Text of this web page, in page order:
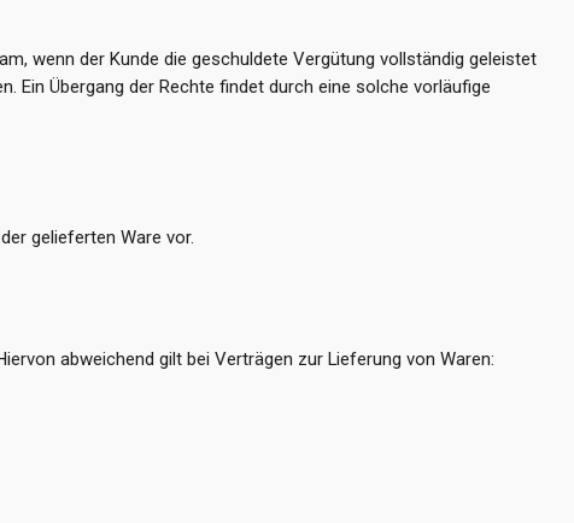
wenn der Kunde die geschuldete Vergütung vollständig geleistet
Ein Übergang der Rechte findet durch eine solche vorläufige
gelieferten Ware vor.
abweichend gilt bei Verträgen zur Lieferung von Waren: